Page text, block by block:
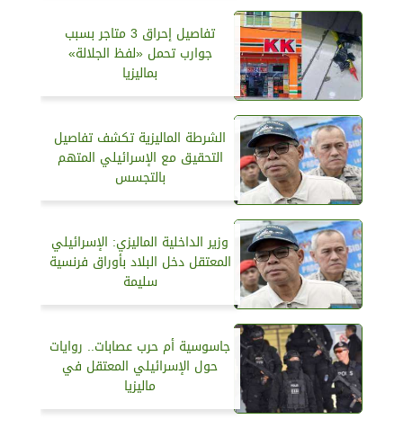
تفاصيل إحراق 3 متاجر بسبب
جوارب تحمل «لفظ الجلالة»
بماليزيا
الشرطة الماليزية تكشف تفاصيل
التحقيق مع الإسرائيلي المتهم
بالتجسس
وزير الداخلية الماليزي: الإسرائيلي
المعتقل دخل البلاد بأوراق فرنسية
سليمة
جاسوسية أم حرب عصابات.. روايات
حول الإسرائيلي المعتقل في
ماليزيا